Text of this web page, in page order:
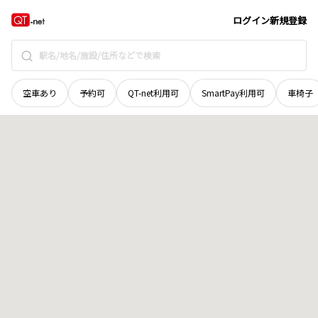
ログイン新規登録
空車あり 予約可 QT-net利用可 SmartPay利用可 車椅子
北海道